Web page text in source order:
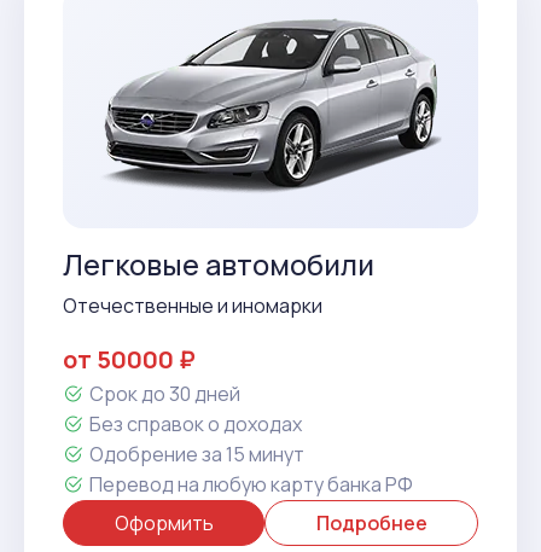
Легковые автомобили
Отечественные и иномарки
от 50000 ₽
Срок до 30 дней
Без справок о доходах
Одобрение за 15 минут
Перевод на любую карту банка РФ
Оформить
Подробнее